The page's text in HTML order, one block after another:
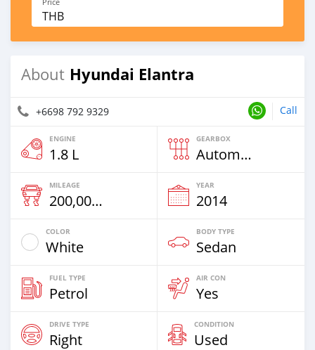
THB
About Hyundai Elantra
+6698 792 9329 Call
ENGINE
1.8 L
GEARBOX
Automatic
MILEAGE
200,000 Km
YEAR
2014
COLOR
White
BODY TYPE
Sedan
FUEL TYPE
Petrol
AIR CON
Yes
DRIVE TYPE
Right
CONDITION
Used